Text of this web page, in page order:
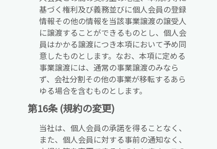
基づく権利及び義務並びに個人会員の登録
情報その他の情報を当該事業譲渡の譲受人
に譲渡することができるものとし、個人会
員はかかる譲渡につき本項において予め同
意したものとします。なお、本項に定める
事業譲渡には、通常の事業譲渡のみなら
ず、会社分割その他の事業が移転するあら
ゆる場合を含むものとします。
第16条 (規約の変更)
当社は、個人会員の承諾を得ることなく、
また、個人会員に対する事前の通知なく、